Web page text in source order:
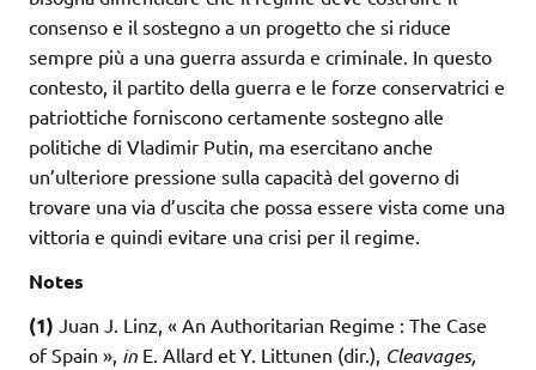
consenso e il sostegno a un progetto che si riduce
sempre più a una guerra assurda e criminale. In questo
contesto, il partito della guerra e le forze conservatrici e
patriottiche forniscono certamente sostegno alle
politiche di Vladimir Putin, ma esercitano anche
un’ulteriore pressione sulla capacità del governo di
trovare una via d’uscita che possa essere vista come una
vittoria e quindi evitare una crisi per il regime.
Notes
(1) Juan J. Linz, « An Authoritarian Regime : The Case
of Spain », in E. Allard et Y. Littunen (dir.), Cleavages,